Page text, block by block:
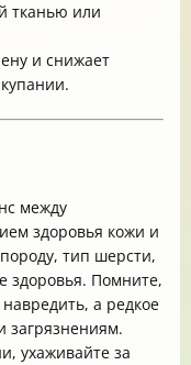
тканью или
и снижает
между
здоровья кожи и
тип шерсти,
здоровья. Помните,
а редкое
загрязнениям.
ухаживайте за